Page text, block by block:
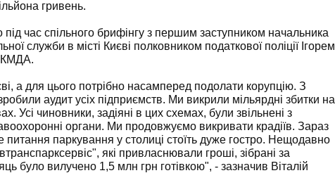
гривень.
час спільного брифінгу з першим заступником начальника
служби в місті Києві полковником податкової поліції Ігорем
КМДА.
а для цього потрібно насамперед подолати корупцію. З
аудит усіх підприємств. Ми викрили мільярдні збитки на
Усі чиновники, задіяні в цих схемах, були звільнені з
органи. Ми продовжуємо викривати крадіїв. Зараз
паркування у столиці стоїть дуже гостро. Нещодавно
які привласнювали гроші, зібрані за
було вилучено 1,5 млн грн готівкою", - зазначив Віталій